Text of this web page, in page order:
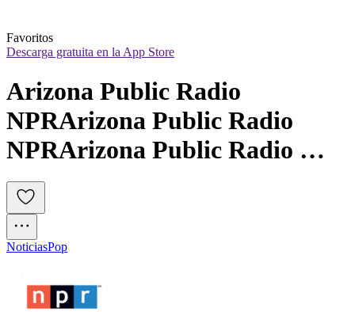
Favoritos
Descarga gratuita en la App Store
Arizona Public Radio
NPRArizona Public Radio
NPRArizona Public Radio
NPR
NoticiasPop